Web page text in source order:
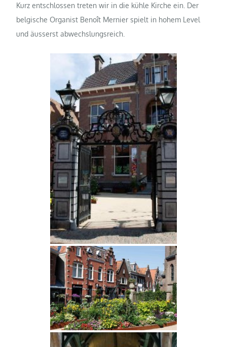
Kurz entschlossen treten wir in die kühle Kirche ein. Der
belgische Organist Benoît Mernier spielt in hohem Level
und äusserst abwechslungsreich.